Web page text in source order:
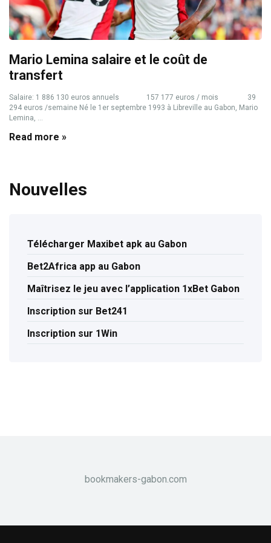
Mario Lemina salaire et le coût de
transfert
Salaire: 1 886 130 euros annuels 157 177 euros / mois 39
294 euros /semaine Né le 1er septembre 1993 à Libreville au Gabon, Mario
Lemina, ...
Read more »
Nouvelles
Télécharger Maxibet apk au Gabon
Bet2Africa app au Gabon
Maîtrisez le jeu avec l’application 1xBet Gabon
Inscription sur Bet241
Inscription sur 1Win
bookmakers-gabon.com